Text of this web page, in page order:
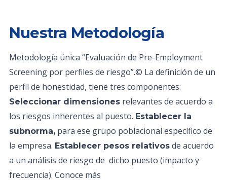
Nuestra Metodología
Metodología única “Evaluación de Pre-Employment
Screening por perfiles de riesgo”.© La definición de un
perfil de honestidad, tiene tres componentes:
Seleccionar dimensiones relevantes de acuerdo a
los riesgos inherentes al puesto. Establecer la
subnorma, para ese grupo poblacional específico de
la empresa. Establecer pesos relativos de acuerdo
a un análisis de riesgo de dicho puesto (impacto y
frecuencia). Conoce más